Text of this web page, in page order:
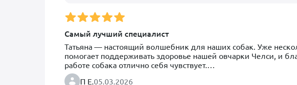
Самый лучший специалист
Татьяна — настоящий волшебник для наших собак. Уже
помогает поддерживать здоровье нашей овчарки Челси, и
работе собака отлично себя чувствует.
Татьяна в буквальном смысле поставила Челси на лапы после
операций — тогда казалось, что восстановление будет очень
П Е. 05.03.2026